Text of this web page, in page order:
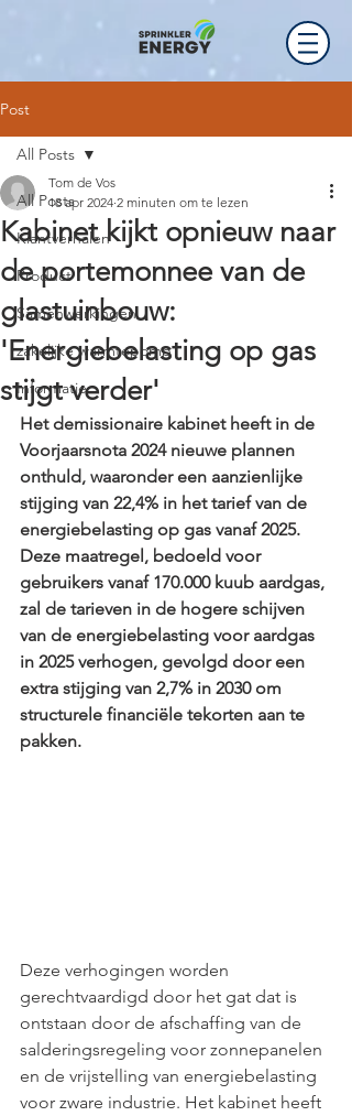
Post
All Posts
Klantverhalen
Product
Samenwerkingen
zakelijke warmtepomp
Informatie
All Posts
Kabinet kijkt opnieuw naar
de portemonnee van de
glastuinbouw:
'Energiebelasting op gas
stijgt verder'
Tom de Vos
18 apr 2024 2 minuten om te lezen
Het demissionaire kabinet heeft in de
Voorjaarsnota 2024 nieuwe plannen
onthuld, waaronder een aanzienlijke
stijging van 22,4% in het tarief van de
energiebelasting op gas vanaf 2025.
Deze maatregel, bedoeld voor
gebruikers vanaf 170.000 kuub aardgas,
zal de tarieven in de hogere schijven
van de energiebelasting voor aardgas
in 2025 verhogen, gevolgd door een
extra stijging van 2,7% in 2030 om
structurele financiële tekorten aan te
pakken.
Deze verhogingen worden
gerechtvaardigd door het gat dat is
ontstaan door de afschaffing van de
salderingsregeling voor zonnepanelen
en de vrijstelling van energiebelasting
voor zware industrie. Het kabinet heeft